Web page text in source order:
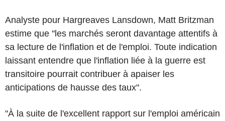
Analyste pour Hargreaves Lansdown, Matt Britzman
estime que "les marchés seront davantage attentifs à
sa lecture de l'inflation et de l'emploi. Toute indication
laissant entendre que l'inflation liée à la guerre est
transitoire pourrait contribuer à apaiser les
anticipations de hausse des taux".
"À la suite de l'excellent rapport sur l'emploi américain